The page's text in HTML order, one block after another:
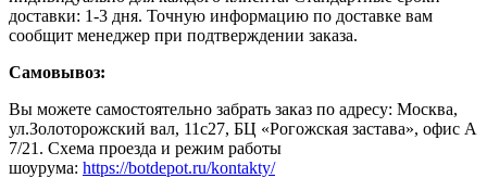
доставки: 1-3 дня. Точную информацию по доставке вам
сообщит менеджер при подтверждении заказа.
Самовывоз:
Вы можете самостоятельно забрать заказ по адресу: Москва,
ул.Золоторожский вал, 11с27, БЦ «Рогожская застава», офис А
7/21. Схема проезда и режим работы
шоурума: https://botdepot.ru/kontakty/